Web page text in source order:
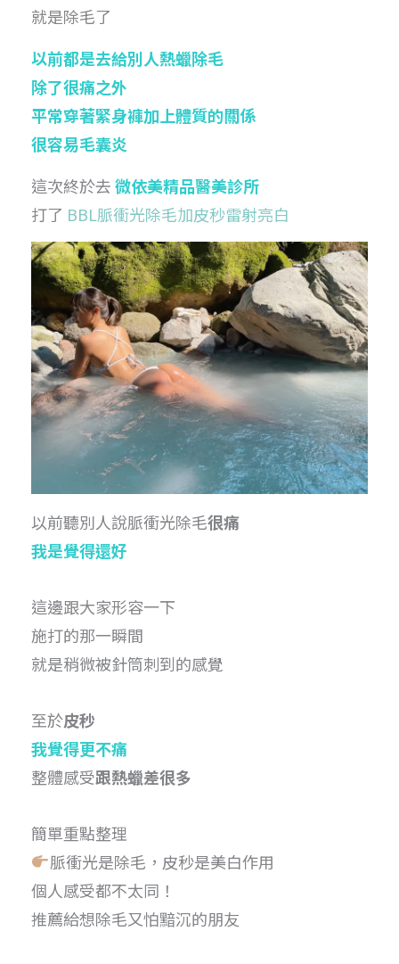
就是除毛了
以前都是去給別人熱蠟除毛
除了很痛之外
平常穿著緊身褲加上體質的關係
很容易毛囊炎
這次終於去微依美精品醫美診所
打了 BBL脈衝光除毛加皮秒雷射亮白
以前聽別人說脈衝光除毛很痛
我是覺得還好
這邊跟大家形容一下
施打的那一瞬間
就是稍微被針筒刺到的感覺
至於皮秒
我覺得更不痛
整體感受跟熱蠟差很多
簡單重點整理
脈衝光是除毛，皮秒是美白作用
個人感受都不太同！
推薦給想除毛又怕黯沉的朋友